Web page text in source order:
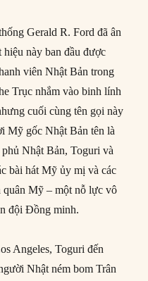
Gerald R. Ford đã ân
này ban đầu được
viên Nhật Bản trong
Trục nhắm vào binh lính
cuối cùng tên gọi này
Mỹ gốc Nhật Bản tên là
Nhật Bản, Toguri và
bài hát Mỹ ủy mị và các
quân Mỹ – một nỗ lực vô
đội Đồng minh.
Angeles, Toguri đến
Nhật ném bom Trân